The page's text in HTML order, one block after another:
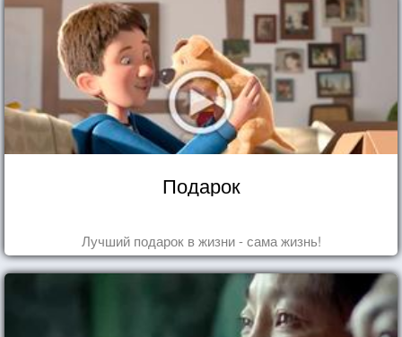
Подарок
Лучший подарок в жизни - сама жизнь!